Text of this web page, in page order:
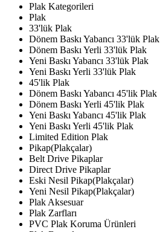
Plak Kategorileri
Plak
33'lük Plak
Dönem Baskı Yabancı 33'lük Plak
Dönem Baskı Yerli 33'lük Plak
Yeni Baskı Yabancı 33'lük Plak
Yeni Baskı Yerli 33'lük Plak
45'lik Plak
Dönem Baskı Yabancı 45'lik Plak
Dönem Baskı Yerli 45'lik Plak
Yeni Baskı Yabancı 45'lik Plak
Yeni Baskı Yerli 45'lik Plak
Limited Edition Plak
Pikap(Plakçalar)
Belt Drive Pikaplar
Direct Drive Pikaplar
Eski Nesil Pikap(Plakçalar)
Yeni Nesil Pikap(Plakçalar)
Plak Aksesuar
Plak Zarfları
PVC Plak Koruma Ürünleri